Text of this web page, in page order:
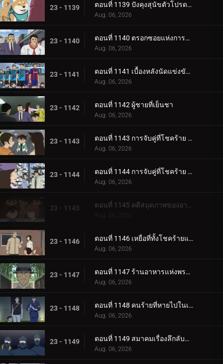
23 - 1139 ตอนที่ 1139 ปังคุงสุนัขตัวโปรดแสนเชื่อง
Aug. 06, 2026
23 - 1140 ตอนที่ 1140 ตรอกซอยแห่งการทรยศอันน่าเศร้า
Aug. 06, 2026
23 - 1141 ตอนที่ 1141 เบื้องหลังนัดแข่งขันชี้ชะตาเจลีก
Aug. 06, 2026
23 - 1142 ตอนที่ 1142 ผู้ชายที่เย็นชา
Aug. 06, 2026
23 - 1143 ตอนที่ 1143 การจับคู่ที่โชคร้าย (ตอนแรก)
Aug. 06, 2026
23 - 1144 ตอนที่ 1144 การจับคู่ที่โชคร้าย (ตอนจบ)
Aug. 06, 2026
23 - 1145 ตอนที่ 1145 คดีสมุดภาพของอายูมิ 3
Aug. 06, 2026
23 - 1146 ตอนที่ 1146 เหยื่อที่ทั้งโชคร้ายและน่าสงสัย
Aug. 06, 2026
23 - 1147 ตอนที่ 1147 ร้านอาหารแห่งพรสวรรค์
Aug. 06, 2026
23 - 1148 ตอนที่ 1148 คนร้ายที่หายไปในเมืองยามราตรี
Aug. 06, 2026
23 - 1149 ตอนที่ 1149 สมาคมเรื่องลึกลับของเหล่าหญิงสาว
Aug. 06, 2026